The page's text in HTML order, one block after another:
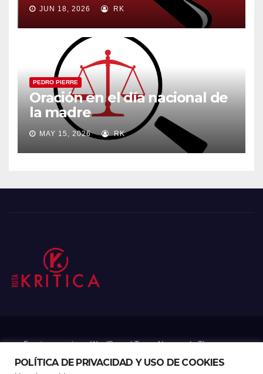
JUN 18, 2026 RK
PEDRO PIERRE
Oración en el día nacional de
la madre
MAY 15, 2026 RK
Funciona gracias a WordPress|Tema: Newsup deThemeansar
POLÍTICA DE PRIVACIDAD Y USO DE COOKIES